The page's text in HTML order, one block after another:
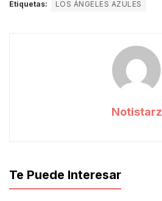
Etiquetas: LOS ÁNGELES AZULES
Notistarz
Te Puede Interesar